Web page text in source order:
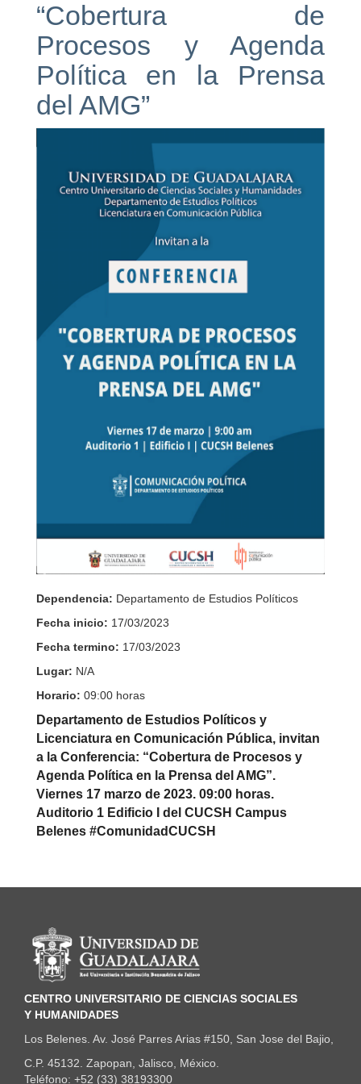
“Cobertura de
Procesos y Agenda
Política en la Prensa
del AMG”
Dependencia: Departamento de Estudios Políticos
Fecha inicio: 17/03/2023
Fecha termino: 17/03/2023
Lugar: N/A
Horario: 09:00 horas
Departamento de Estudios Políticos y
Licenciatura en Comunicación Pública, invitan
a la Conferencia: “Cobertura de Procesos y
Agenda Política en la Prensa del AMG”.
Viernes 17 marzo de 2023. 09:00 horas.
Auditorio 1 Edificio I del CUCSH Campus
Belenes #ComunidadCUCSH
Información del portal
CENTRO UNIVERSITARIO DE CIENCIAS SOCIALES
Y HUMANIDADES
Los Belenes. Av. José Parres Arias #150, San Jose del Bajio,
C.P. 45132. Zapopan, Jalisco, México.
Teléfono: +52 (33) 38193300